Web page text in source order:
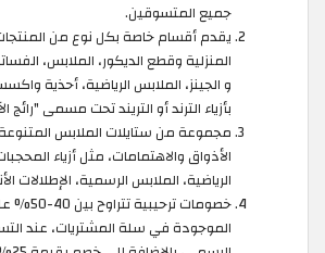
جميع المتسوقين.
يقدم أقسام خاصة بكل نوع من
المنزلية وقطع الديكور، الملابس،
و الجينز، الملابس الرياضية، أحذية
بأزياء الترند أو التريند تحت مسمى "رائج
مجموعة من ستايلات الملابس
الأذواق والاهتمامات، مثل أزياء
الرياضية، الملابس الرسمية، الإطلالات
خصومات
الموجودة في سلة المشتريات، عند